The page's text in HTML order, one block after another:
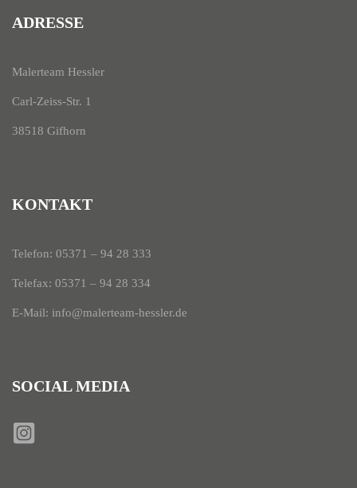
ADRESSE
Malerteam Hessler
Carl-Zeiss-Str. 1
38518 Gifhorn
KONTAKT
Telefon: 05371 – 94 28 333
Telefax: 05371 – 94 28 334
E-Mail: info@malerteam-hessler.de
SOCIAL MEDIA